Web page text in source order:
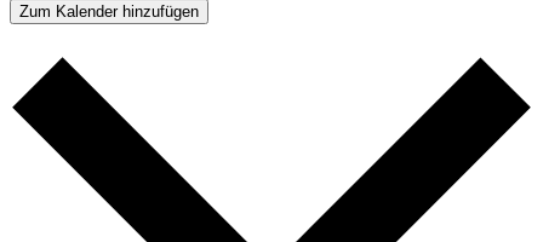
Zum Kalender hinzufügen